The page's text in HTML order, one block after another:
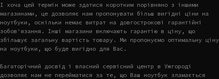
І хоча цей термін може здатися коротким порівняно з іншими
магазинами, це дозволяє нам пропонувати більш вигідні ціни на
ноутбуки, оскільки немає витрат на довгострокові гарантійні
зобов'язання. Інші магазини включають гарантію в ціну, що
збільшує загальну вартість товару. Ми пропонуємо оптимальну ціну
на ноутбуки, що буде вигідно для Вас.
Багаторічний досвід і власний сервісний центр в Ужгороді
дозволяє нам не перейматися за те, що Ваш ноутбук зламається